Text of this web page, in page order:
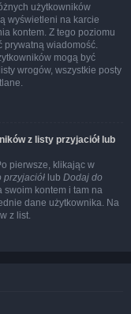
użytkowników
wyświetleni na karcie
kontem. Z tego poziomu
prywatną wiadomość.
mogą być
wrogów, wszystkie posty
z listy przyjaciół lub
pierwsze, klikając w
przyjaciół lub Dodaj do
swoim kontem i tam na
dane użytkownika. Na
z list.